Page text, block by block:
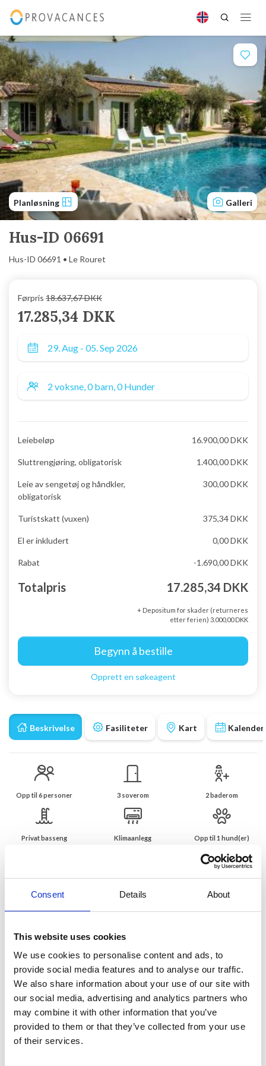
Consent Details About
This website uses cookies
We use cookies to personalise content and ads, to
provide social media features and to analyse our traffic.
We also share information about your use of our site with
our social media, advertising and analytics partners who
may combine it with other information that you’ve
provided to them or that they’ve collected from your use
of their services.
Planløsning Galleri
Hus-ID 06691
Hus-ID 06691 • Le Rouret
Beskrivelse Fasiliteter Kart Kalender
Opp til 6 personer 3 soverom 2 baderom
Privat basseng Klimaanlegg Opp til 1 hund(er)
Feriehus med basseng i utkanten av Le
og en fin hage
Feriehus i rolige omgivelser med nydelig bassengområde på en stor
barna kan leke. Villaen ligger bare 1,5 km fra den lille landsbyen Le
Rouret i høydene bak Nice mellom Vence og Grasse med sine
parfymer. Le Rouret ligger også bare 20 km fra kysten og de vakre
strendene i Nice og Cannes.
Alle rommene i det sjarmerende etasjeshuset har tilgang til de
flotte terrassene, som inviterer deg til å slappe av i skyggen mens
du nyter utsikten over bassenget og de vakre omgivelsene. I
Førpris 18.637,67 DKK
17.285,34 DKK
Leiebeløp 16.900,00 DKK
Sluttrengjøring, obligatorisk 1.400,00 DKK
Leie av sengetøj og håndkler,
obligatorisk
300,00 DKK
Turistskatt (vuxen) 375,34 DKK
El er inkludert 0,00 DKK
Rabat -1.690,00 DKK
Totalpris 17.285,34 DKK
+ Depositum for skader (returneres
etter ferien) 3.000,00 DKK
Begynn å bestille
Opprett en søkeagent